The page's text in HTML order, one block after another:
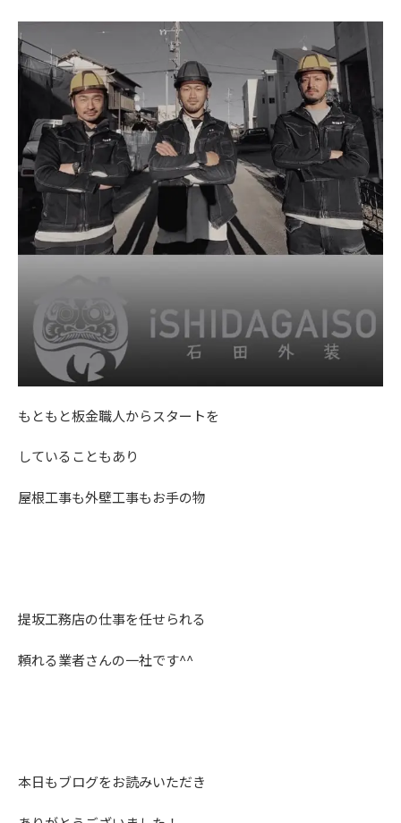
もともと板金職人からスタートを
していることもあり
屋根工事も外壁工事もお手の物
提坂工務店の仕事を任せられる
頼れる業者さんの一社です^^
本日もブログをお読みいただき